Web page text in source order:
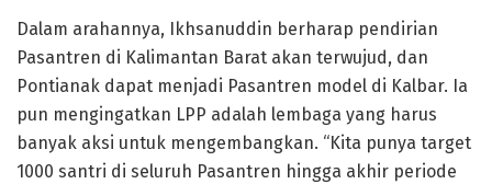
Dalam arahannya, Ikhsanuddin berharap pendirian
Pasantren di Kalimantan Barat akan terwujud, dan
Pontianak dapat menjadi Pasantren model di Kalbar. Ia
pun mengingatkan LPP adalah lembaga yang harus
banyak aksi untuk mengembangkan. “Kita punya target
1000 santri di seluruh Pasantren hingga akhir periode